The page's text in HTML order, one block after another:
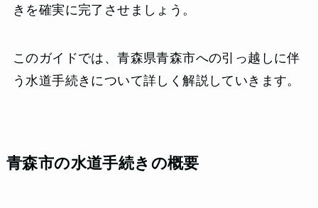
きを確実に完了させましょう。
このガイドでは、青森県青森市への引っ越しに伴
う水道手続きについて詳しく解説していきます。
青森市の水道手続きの概要